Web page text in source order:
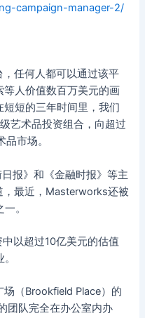
campaign-manager-2/
任何人都可以通过该平
人价值数百万美元的画
短的三年时间里，我们
艺术品投资组合，向超过
市场。
报》和《金融时报》等主
最近，Masterworks还被
。
以超过10亿美元的估值
（Brookfield Place）的
团队完全在办公室内办